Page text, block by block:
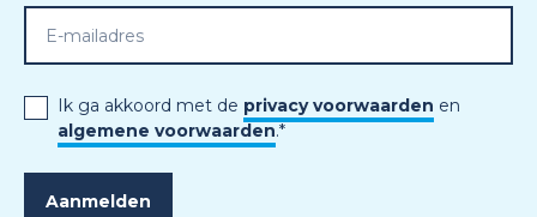
Ik ga akkoord met de privacy voorwaarden en
algemene voorwaarden.*